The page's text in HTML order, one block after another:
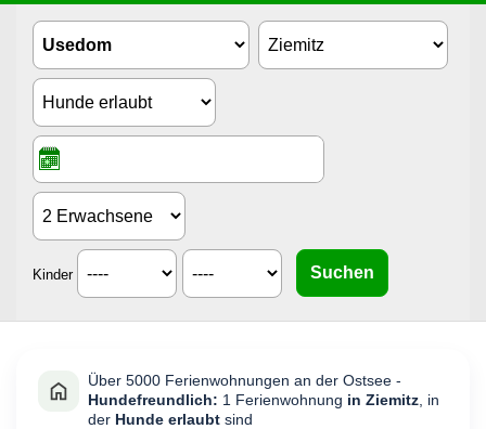
Kinder
Über 5000 Ferienwohnungen an der Ostsee -
Hundefreundlich: 1 Ferienwohnung in Ziemitz , in
der Hunde erlaubt sind